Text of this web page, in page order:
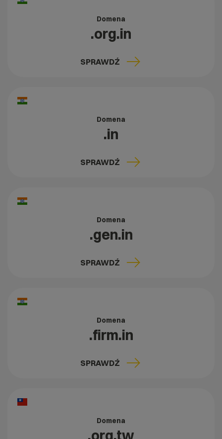
Domena
.org.in
SPRAWDŹ
Domena
.in
SPRAWDŹ
Domena
.gen.in
SPRAWDŹ
Domena
.firm.in
SPRAWDŹ
Domena
.org.tw